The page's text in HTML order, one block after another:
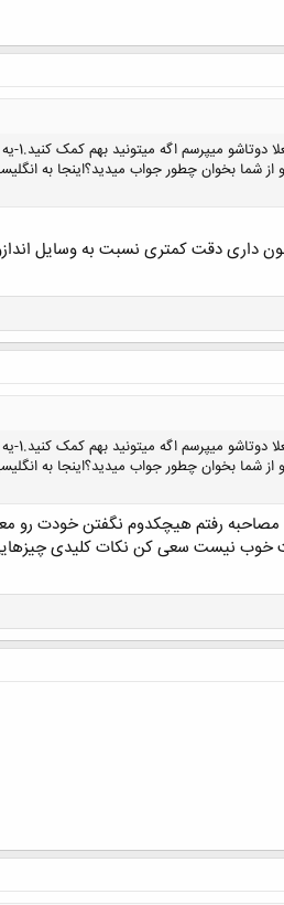
سلام.اول مرسی از اینکه این
اینو از شما بخوان چطور جواب میدید؟اینجا به
داری دقت کمتری نسبت به وسایل
سلام.اول مرسی از اینکه این
اینو از شما بخوان چطور جواب میدید؟اینجا به
رفتم هیچکدوم نگفتن خودت رو
خوب نیست سعی کن نکات کلیدی